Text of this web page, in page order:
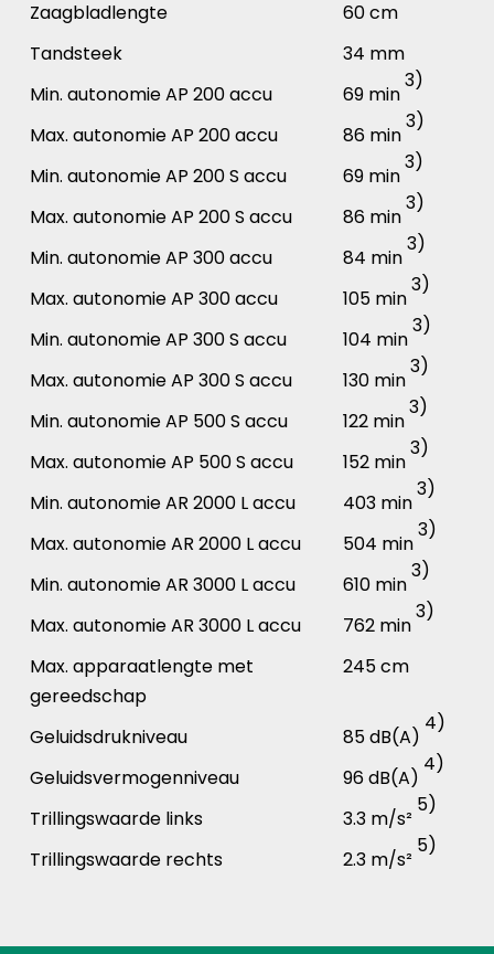
Zaagbladlengte
60 cm
Tandsteek
34 mm
Min. autonomie AP 200 accu
69 min
3)
Max. autonomie AP 200 accu 86 min
3)
Min. autonomie AP 200 S accu 69 min
3)
Max. autonomie AP 200 S accu 86 min
3)
Min. autonomie AP 300 accu 84 min
3)
Max. autonomie AP 300 accu 105 min
3)
Min. autonomie AP 300 S accu 104 min
3)
Max. autonomie AP 300 S accu 130 min
3)
Min. autonomie AP 500 S accu 122 min
3)
Max. autonomie AP 500 S accu 152 min
3)
Min. autonomie AR 2000 L accu 403 min
3)
Max. autonomie AR 2000 L accu 504 min
3)
Min. autonomie AR 3000 L accu 610 min
3)
Max. autonomie AR 3000 L accu 762 min
3)
Max. apparaatlengte met
gereedschap
245 cm
Geluidsdrukniveau 85 dB(A)
4)
Geluidsvermogenniveau 96 dB(A)
4)
Trillingswaarde links 3.3 m/s²
5)
Trillingswaarde rechts 2.3 m/s²
5)